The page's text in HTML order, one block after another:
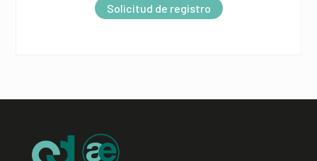
:
Solicitud de registro